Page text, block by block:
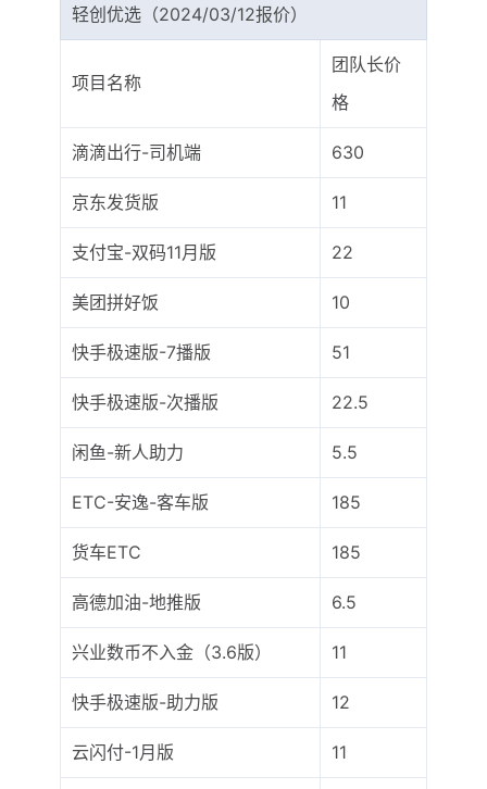
轻创优选（2024/03/12报价）
项目名称
团队长价
格
滴滴出行-司机端 630
京东发货版 11
支付宝-双码11月版 22
美团拼好饭 10
快手极速版-7播版 51
快手极速版-次播版 22.5
闲鱼-新人助力 5.5
ETC-安逸-客车版 185
货车ETC 185
高德加油-地推版 6.5
兴业数币不入金（3.6版） 11
快手极速版-助力版 12
云闪付-1月版 11